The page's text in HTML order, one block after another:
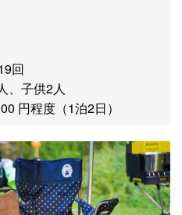
回
、子供2人
円程度（1泊2日）